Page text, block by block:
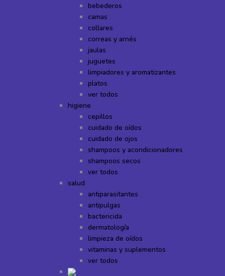
bebederos
camas
collares
correas y arnés
jaulas
juguetes
limpiadores y aromatizantes
platos
ver todos
higiene
cepillos
cuidado de oídos
cuidado de ojos
shampoos y acondicionadores
shampoos secos
ver todos
salud
antiparasitantes
antipulgas
bactericida
dermatología
limpieza de oídos
vitaminas y suplementos
ver todos